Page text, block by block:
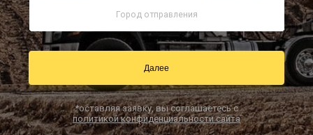
8 (800) 505-40-85
Звонок по России бесплатно
sale@simtruck-negabarit.ru
Заказать звонок
Далее
*оставляя заявку, вы соглашаетесь с
политикой конфиденциальности сайта